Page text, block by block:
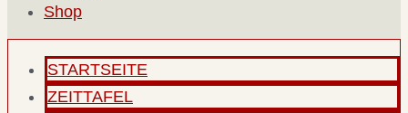
Shop
STARTSEITE
ZEITTAFEL